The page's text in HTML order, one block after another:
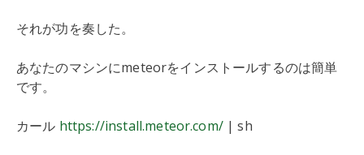
それが功を奏した。
あなたのマシンにmeteorをインストールするのは簡単
です。
カール https://install.meteor.com/| sh